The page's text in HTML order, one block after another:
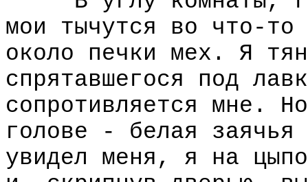
мои тычутся во что-то
около печки мех. Я
спрятавшегося под
сопротивляется мне.
голове - белая
увидел меня, я на